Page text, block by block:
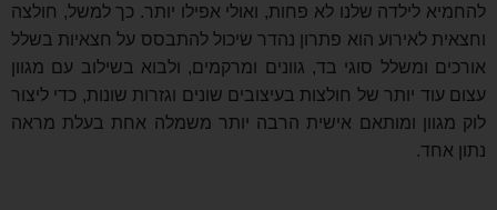
להחמיא לילדה שלנו לא פחות, ואולי אפילו יותר. כך למשל, חולצה
וחצאית לאירוע הוא פתרון נהדר שיכול להתבסס על חצאיות בשלל
אורכים ומשלל סוגי בד, גוונים ומרקמים, ולבוא בשילוב עם מגוון
עצום עוד יותר של חולצות בעיצובים שונים וגזרות שונות, כדי ליצור
לוק מגוון ומותאם אישית הרבה יותר משמלה אחת בעלת מראה
נתון אחד.